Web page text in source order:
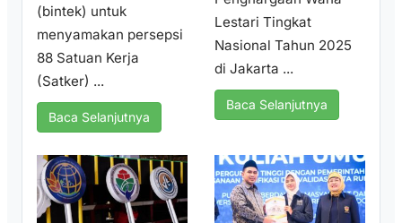
(bintek) untuk
menyamakan persepsi
88 Satuan Kerja
(Satker) ...
Baca Selanjutnya
Lestari Tingkat
Nasional Tahun 2025
di Jakarta ...
Baca Selanjutnya